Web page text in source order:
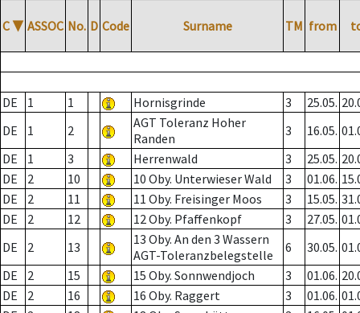
C ▼ ASSOC No. D Code Surname TM from
DE 1 1 Hornisgrinde 3 25.05.
DE
1 2
AGT Toleranz Hoher
Randen
3 16.05.
DE
1 3 Herrenwald 3 25.05.
DE
2 10 10 Oby. Unterwieser Wald 3 01.06.
DE
2 11 11 Oby. Freisinger Moos 3 15.05.
DE
2 12 12 Oby. Pfaffenkopf 3 27.05.
DE
2 13
13 Oby. An den 3 Wassern
AGT-Toleranzbelegstelle
6 30.05.
DE
2 15 15 Oby. Sonnwendjoch 3 01.06.
DE
2 16 16 Oby. Raggert 3 01.06.